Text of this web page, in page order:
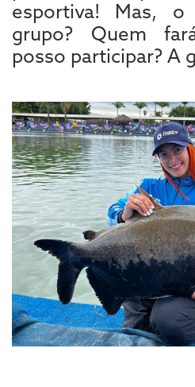
esportiva! Mas,
grupo? Quem
posso participar? A